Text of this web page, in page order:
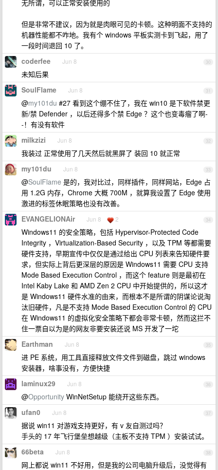
无所谓，可以正常安装使用的
但是非常不建议，因为就是肉眼可见的卡顿。这种明面不支持的
机器性能都不咋地。我有个 windows 平板实测卡到飞起，用了
一段时间退回 10 了。
30
coderfee Jun 8
未知后果
31
SoulFlame Jun 8
@my101du #27 看到这个绷不住了，我在 win10 是下软件禁更
新/禁 Defender ，以后还得多个禁 Edge ？这个也变毒瘤了啊-
-！有没有软件
32
milkzizi Jun 8
我装过 正常使用了几天然后就黑屏了 装回 10 就正常
33
my101du Jun 8
@SoulFlame 是的，我对比过，同样插件，同样网站，Edge 占
用 1.2G 内存，Chrome 大概 700M ，就算我设置了 Edge 使用
激进的标签休眠策略也没有改善。
34
EVANGELIONAir Jun 8 2
Windows11 的安全策略，包括 Hypervisor-Protected Code
Integrity ，Virtualization-Based Security ，以及 TPM 等都需要
硬件支持，早期宣传中仅仅是通过给出 CPU 列表来告知硬件要
求，但实际上背后更深层的原因是 Windows11 需要 CPU 支持
Mode Based Execution Control ，而这个 feature 则是最初在
Intel Kaby Lake 和 AMD Zen 2 CPU 中开始提供的，所以这才
是 Windows11 硬件水准的由来，而根本不是所谓的阴谋论说淘
汰旧硬件，凡是不支持 Mode Based Execution Control 的 CPU
在 Windows11 的虚拟化安全策略下都会非常卡顿，然而这拦不
住一票自以为是的网友非要安装还说 MS 开发了一坨
35
Earthman Jun 8
进 PE 系统，用工具直接释放文件文件到磁盘，跳过 windows
安装器，啥事没有，方便快捷
36
laminux29 Jun 8
@Opportunity WinNetSetup 能绕开这些东西。
37
ufan0 Jun 8
据说 win11 对游戏支持更好，有 v 友自测过吗？
手头的 17 年飞行堡垒想越级（主板不支持 TPM ）安装试试。
38
66beta Jun 8
网上都说 win11 不好用，但是我的公司电脑升级后，没觉得有